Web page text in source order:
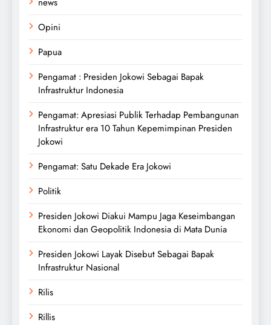
Opini
Papua
Pengamat : Presiden Jokowi Sebagai Bapak
Infrastruktur Indonesia
Pengamat: Apresiasi Publik Terhadap Pembangunan
Infrastruktur era 10 Tahun Kepemimpinan Presiden
Jokowi
Pengamat: Satu Dekade Era Jokowi
Politik
Presiden Jokowi Diakui Mampu Jaga Keseimbangan
Ekonomi dan Geopolitik Indonesia di Mata Dunia
Presiden Jokowi Layak Disebut Sebagai Bapak
Infrastruktur Nasional
Rilis
Rillis